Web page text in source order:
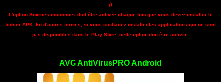
;)
L'option Sources inconnues doit être activée chaque fois que vous devez installer le
fichier APK. En d'autres termes, si vous souhaitez installer les applications qui ne sont
pas disponibles dans le Play Store, cette option doit être activée.
AVG AntiVirusPRO Android